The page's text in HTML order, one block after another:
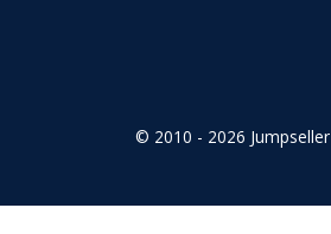
© 2010 - 2026 Jumpseller